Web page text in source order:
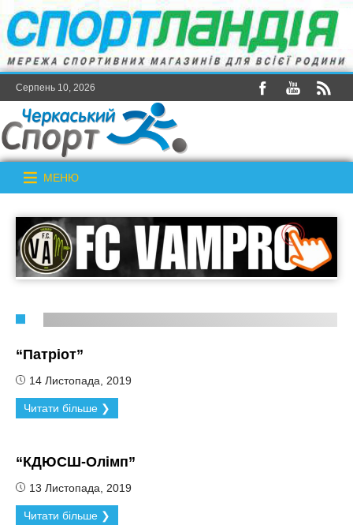
Серпень 10, 2026
МЕНЮ
“Патріот”
14 Листопада, 2019
Читати більше ❯
“КДЮСШ-Олімп”
13 Листопада, 2019
Читати більше ❯